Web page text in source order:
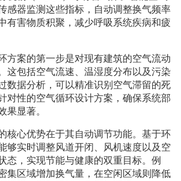
感器监测这些指标，自动调整换气频率
有害物质积聚，减少呼吸系统疾病和疲
方案的第一步是对现有建筑的空气流动
这包括空气流速、温湿度分布以及污染
数据分析，可以精准识别空气滞留的死
对性的空气循环设计方案，确保系统部
果显著。
核心优势在于其自动调节功能。基于环
够实时调整风道开闭、风机速度以及空
态，实现节能与健康的双重目标。例
集区域增加换气量，在空闲区域则降低